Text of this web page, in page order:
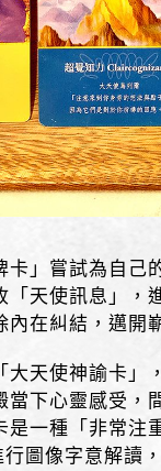
卡」嘗試為自己
「天使訊息」，
內在糾結，邁開
大天使神諭卡」
當下心靈感受，
是一種「非常注
行圖像字意解讀